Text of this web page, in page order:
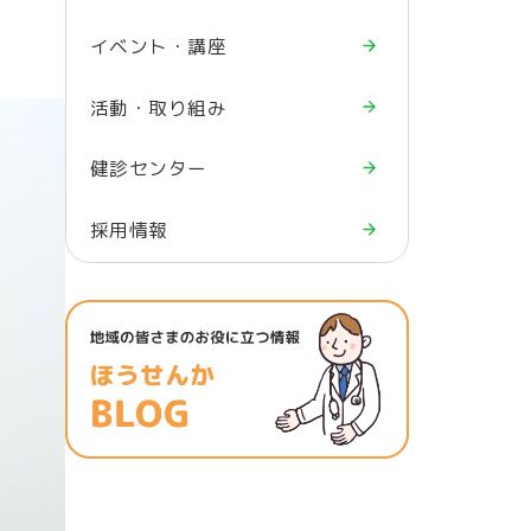
イベント・講座
活動・取り組み
健診センター
採用情報